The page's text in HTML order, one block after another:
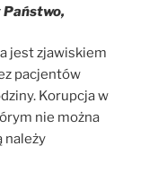
Państwo,
jest zjawiskiem
pacjentów
Korupcja w
nie można
należy